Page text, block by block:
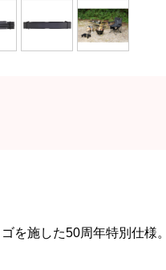
を施した50周年特別仕様。